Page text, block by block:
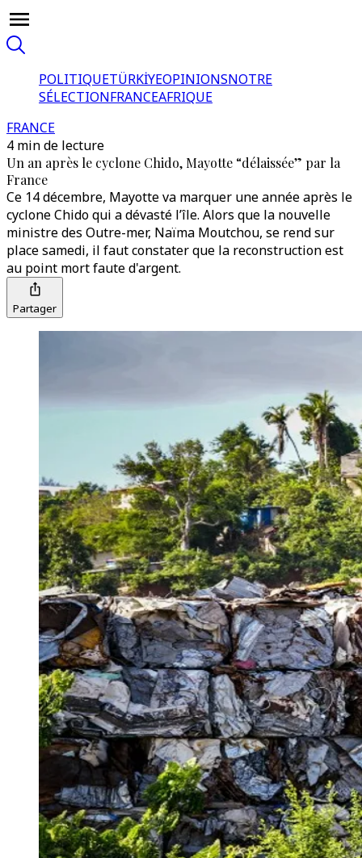
POLITIQUETÜRKİYEOPINIONSNOTRE
SÉLECTIONFRANCEAFRIQUE
FRANCE
4 min de lecture
Un an après le cyclone Chido, Mayotte “délaissée” par la
France
Ce 14 décembre, Mayotte va marquer une année après le
cyclone Chido qui a dévasté l’île. Alors que la nouvelle
ministre des Outre-mer, Naïma Moutchou, se rend sur
place samedi, il faut constater que la reconstruction est
au point mort faute d'argent.
Partager